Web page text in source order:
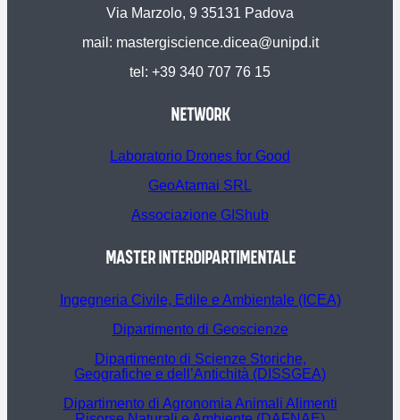
Via Marzolo, 9 35131 Padova
mail: mastergiscience.dicea@unipd.it
tel: +39 340 707 76 15
NETWORK
Laboratorio Drones for Good
GeoAtamai SRL
Associazione GIShub
MASTER INTERDIPARTIMENTALE
Ingegneria Civile, Edile e Ambientale (ICEA)
Dipartimento di Geoscienze
Dipartimento di Scienze Storiche,
Geografiche e dell’Antichità (DISSGEA)
Dipartimento di Agronomia Animali Alimenti